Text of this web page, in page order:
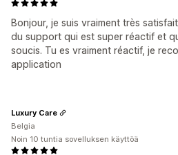
Bonjour, je suis vraiment très
du support qui est super réactif et
soucis. Tu es vraiment réactif, je
application
Luxury Care
Belgia
Noin 10 tuntia sovelluksen käyttöä